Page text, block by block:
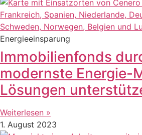
Energieeinsparung
Immobilienfonds
modernste Energie-
Lösungen
Weiterlesen »
1. August 2023